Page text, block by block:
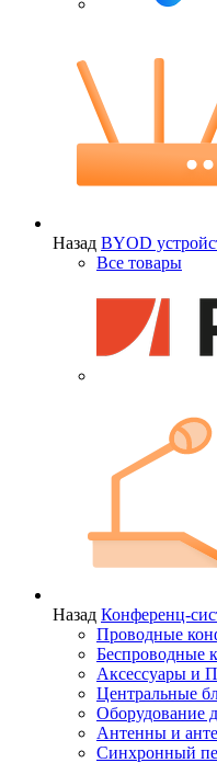
Назад BYOD
Все товары
Назад Конференц-
Проводные
Беспроводные
Аксессуары и
Центральные
Оборудование
Антенны и
Синхронный